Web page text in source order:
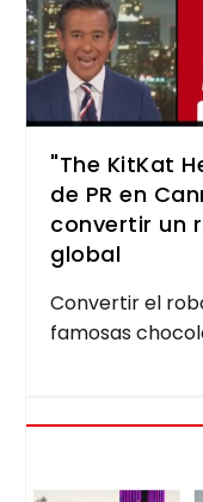
"The KitKat
de PR en
convertir un
global
Con­ver­tir el
famo­sas